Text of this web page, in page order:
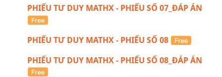
PHIẾU TƯ DUY MATHX - PHIẾU SỐ 07_ĐÁP ÁN
PHIẾU TƯ DUY MATHX - PHIẾU SỐ 08
PHIẾU TƯ DUY MATHX - PHIẾU SỐ 08_ĐÁP ÁN